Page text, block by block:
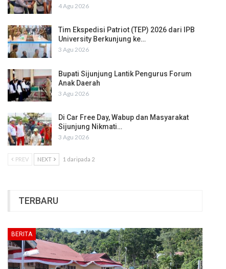
4 Agu 2026
Tim Ekspedisi Patriot (TEP) 2026 dari IPB
University Berkunjung ke…
3 Agu 2026
Bupati Sijunjung Lantik Pengurus Forum
Anak Daerah
3 Agu 2026
Di Car Free Day, Wabup dan Masyarakat
Sijunjung Nikmati…
3 Agu 2026
PREV NEXT 1 daripada 2
TERBARU
BERITA